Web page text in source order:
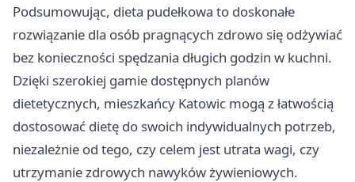
Podsumowując, dieta pudełkowa to doskonałe
rozwiązanie dla osób pragnących zdrowo się odżywiać
bez konieczności spędzania długich godzin w kuchni.
Dzięki szerokiej gamie dostępnych planów
dietetycznych, mieszkańcy Katowic mogą z łatwością
dostosować dietę do swoich indywidualnych potrzeb,
niezależnie od tego, czy celem jest utrata wagi, czy
utrzymanie zdrowych nawyków żywieniowych.